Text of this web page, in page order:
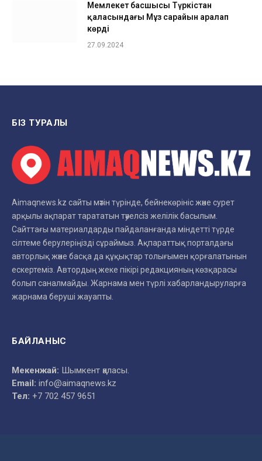
Мемлекет басшысы Түркістан
қаласындағы Мұз сарайын аралап
көрді
27.09.2024
БІЗ ТУРАЛЫ
Aimaqnews.kz сайты мәтін түрінде, бейнекөрініс және сурет
арқылы ақпарат тарататын тәуелсіз желілік басылым.
Сайттағы материалдарды пайдаланғанда міндетті түрде
сілтеме берулеріңізді сұраймыз. Ақпараттық порталдағы
авторлық және басқа да құқықтар толығымен қорғалатынын
ескертеміз. Автордың жеке пікірі редакцияның көзқарасы
болып саналмайды. Жарнама мен түрлі хабарландыруларға
жарнама беруші жауапты.
БАЙЛАНЫС
Мекенжай: Шымкент қаласы.
Email: info@aimaqnews.kz
Тел: +7 702 457 9651